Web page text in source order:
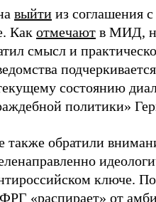
выйти из соглашения
Как отмечают в МИД,
смысл и
состоянию
политики»
также обратили
ключе.
ФРГ «распирает» от